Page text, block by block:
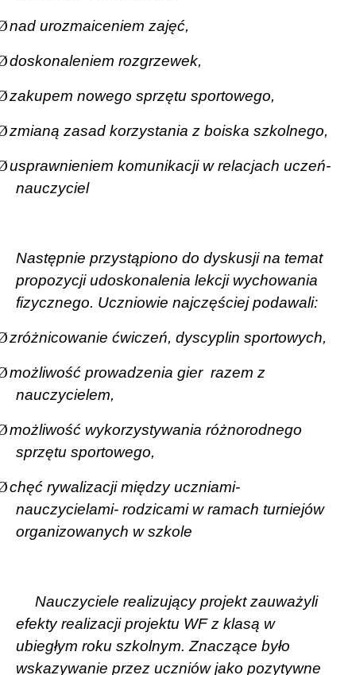
nad urozmaiceniem zajęć,
doskonaleniem rozgrzewek,
zakupem nowego sprzętu sportowego,
zmianą zasad korzystania z boiska szkolnego,
usprawnieniem komunikacji w relacjach uczeń-
nauczyciel
Następnie przystąpiono do dyskusji na temat
propozycji udoskonalenia lekcji wychowania
fizycznego. Uczniowie najczęściej podawali:
zróżnicowanie ćwiczeń, dyscyplin sportowych,
możliwość prowadzenia gier razem z
nauczycielem,
możliwość wykorzystywania różnorodnego
sprzętu sportowego,
chęć rywalizacji między uczniami-
nauczycielami- rodzicami w ramach turniejów
organizowanych w szkole
Nauczyciele realizujący projekt zauważyli
efekty realizacji projektu WF z klasą w
ubiegłym roku szkolnym. Znaczące było
wskazywanie przez uczniów jako pozytywne